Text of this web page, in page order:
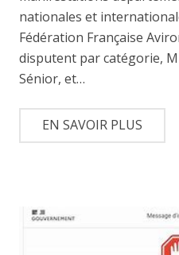
nationales et
Fédération Française
disputent par catégorie,
Sénior, et…
EN SAVOIR PLUS